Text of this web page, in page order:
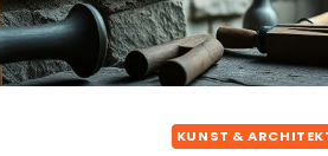
KUNST &